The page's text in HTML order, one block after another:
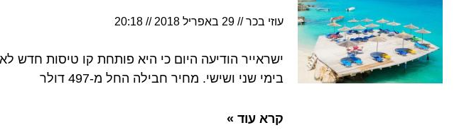
עוזי בכר 29 באפריל 2018 20:18
ישראייר הודיעה היום כי היא פותחת קו טיסות חדש
בימי שני ושישי. מחיר חבילה החל מ-497 דולר
קרא עוד »